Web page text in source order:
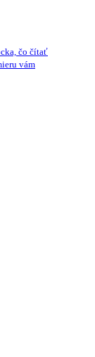
čo čítať
vám